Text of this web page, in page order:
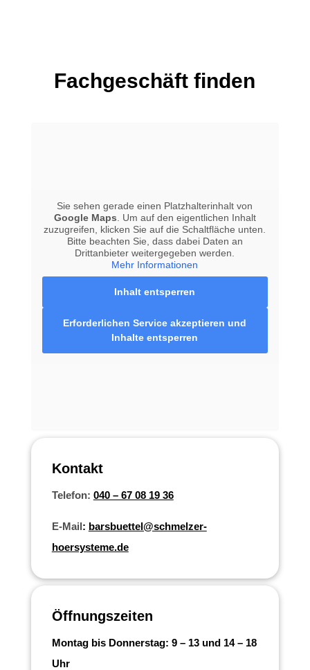
Fachgeschäft finden
Sie sehen gerade einen Platzhalterinhalt von
Google Maps . Um auf den eigentlichen Inhalt
zuzugreifen, klicken Sie auf die Schaltfläche unten.
Bitte beachten Sie, dass dabei Daten an
Drittanbieter weitergegeben werden.
Mehr Informationen
Inhalt entsperren
Erforderlichen Service akzeptieren und
Inhalte entsperren
Kontakt
Telefon: 040 – 67 08 19 36
E-Mail: barsbuettel@schmelzer-
hoersysteme.de
Öffnungszeiten
Montag bis Donnerstag: 9 – 13 und 14 – 18
Uhr